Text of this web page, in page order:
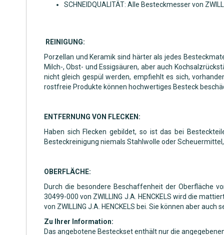
SCHNEIDQUALITÄT: Alle Besteckmesser von
REINIGUNG:
Porzellan und Keramik sind härter als jedes
Milch-, Obst- und Essigsäuren, aber auch
nicht gleich gespül werden, empfiehlt es sich,
rostfreie Produkte können hochwertiges Besteck
ENTFERNUNG VON FLECKEN:
Haben sich Flecken gebildet, so ist das bei
Besteckreinigung niemals Stahlwolle oder
OBERFLÄCHE:
Durch die besondere Beschaffenheit der Oberfläche
30499-000 von ZWILLING J.A. HENCKELS wird die
von ZWILLING J.A. HENCKELS bei. Sie können aber
Zu Ihrer Information:
Das angebotene Besteckset enthält nur die